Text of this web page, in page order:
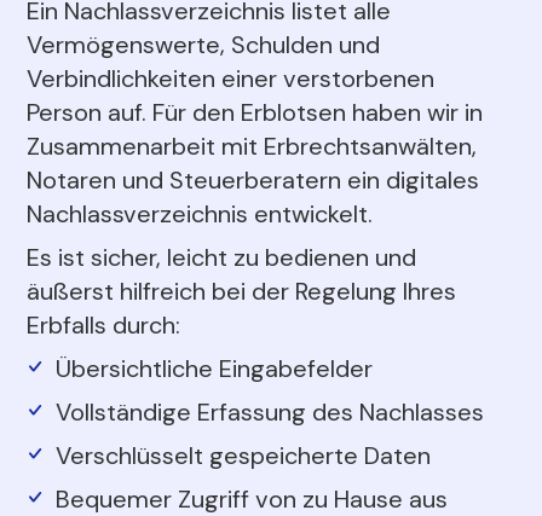
Ein Nachlassverzeichnis listet alle
Vermögenswerte, Schulden und
Verbindlichkeiten einer verstorbenen
Person auf. Für den Erblotsen haben wir in
Zusammenarbeit mit Erbrechtsanwälten,
Notaren und Steuerberatern ein digitales
Nachlassverzeichnis entwickelt.
Es ist sicher, leicht zu bedienen und
äußerst hilfreich bei der Regelung Ihres
Erbfalls durch:
Übersichtliche Eingabefelder
Vollständige Erfassung des Nachlasses
Verschlüsselt gespeicherte Daten
Bequemer Zugriff von zu Hause aus